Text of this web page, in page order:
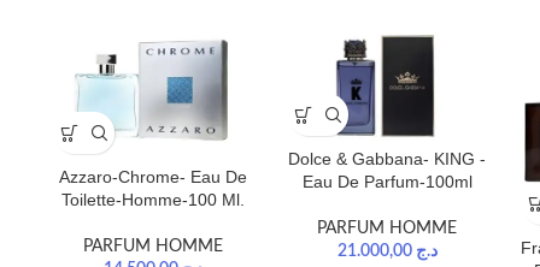
Azzaro-Chrome- Eau De
Toilette-Homme-100 Ml.
PARFUM HOMME
Dolce & Gabbana- KING -
Eau De Parfum-100ml
PARFUM HOMME
د.ج 21.000,00